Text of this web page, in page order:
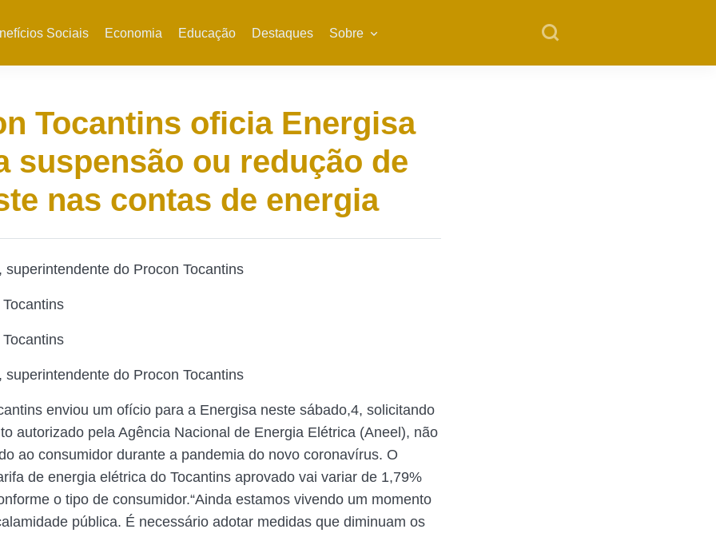
Sociais Economia Educação Destaques Sobre
Tocantins oficia Energisa
suspensão ou redução de
nas contas de energia
superintendente do Procon Tocantins
superintendente do Procon Tocantins
enviou um ofício para a Energisa neste sábado,4, solicitando
autorizado pela Agência Nacional de Energia Elétrica (Aneel), não
ao consumidor durante a pandemia do novo coronavírus. O
de energia elétrica do Tocantins aprovado vai variar de 1,79%
o tipo de consumidor.“Ainda estamos vivendo um momento
pública. É necessário adotar medidas que diminuam os